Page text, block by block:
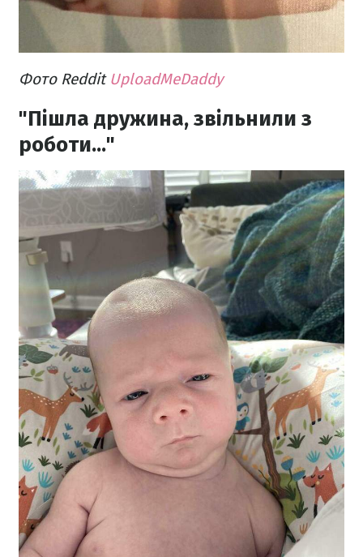
Фото Reddit UploadMeDaddy
"Пішла дружина, звільнили з
роботи..."